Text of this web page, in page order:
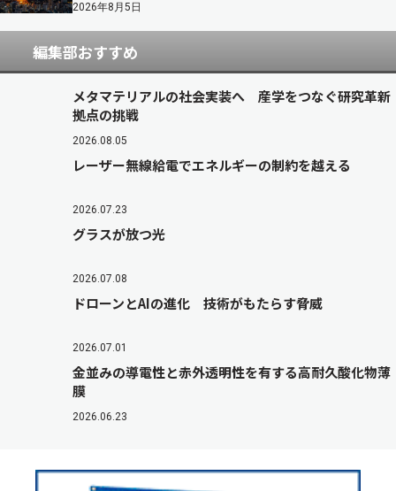
2026年8月5日
編集部おすすめ
メタマテリアルの社会実装へ 産学をつなぐ研究革新
拠点の挑戦
2026.08.05
レーザー無線給電でエネルギーの制約を越える
2026.07.23
グラスが放つ光
2026.07.08
ドローンとAIの進化 技術がもたらす脅威
2026.07.01
金並みの導電性と赤外透明性を有する高耐久酸化物薄
膜
2026.06.23